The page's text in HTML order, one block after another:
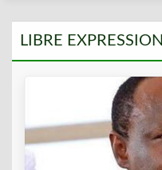
LIBRE EXPRESSION